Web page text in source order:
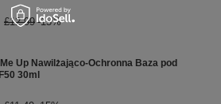
£12.99 -15%
Up Nawilżająco-Ochronna Baza pod
30ml